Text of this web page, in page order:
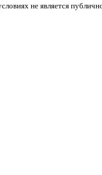
не является